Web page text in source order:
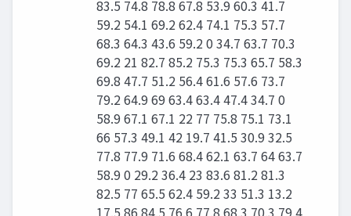
83.5 74.8 78.8 67.8 53.9 60.3 41.7
59.2 54.1 69.2 62.4 74.1 75.3 57.7
68.3 64.3 43.6 59.2 0 34.7 63.7 70.3
69.2 21 82.7 85.2 75.3 75.3 65.7 58.3
69.8 47.7 51.2 56.4 61.6 57.6 73.7
79.2 64.9 69 63.4 63.4 47.4 34.7 0
58.9 67.1 67.1 22 77 75.8 75.1 73.1
66 57.3 49.1 42 19.7 41.5 30.9 32.5
77.8 77.9 71.6 68.4 62.1 63.7 64 63.7
58.9 0 29.2 36.4 23 83.6 81.2 81.3
82.5 77 65.5 62.4 59.2 33 51.3 13.2